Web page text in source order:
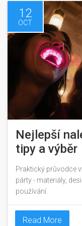
12
OCT
Nejlepší
tipy a výběr
Praktický průvodce
párty - materiály,
používání.
Read More